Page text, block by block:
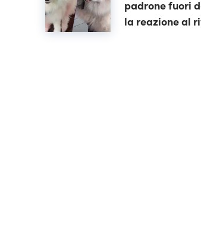
padrone fuori
la reazione al